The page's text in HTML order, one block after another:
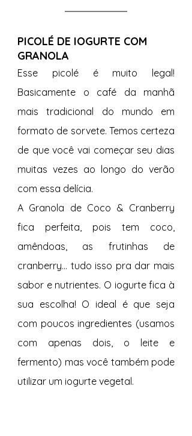
PICOLÉ DE IOGURTE COM
GRANOLA
Esse picolé é muito legal!
Basicamente o café da manhã
mais tradicional do mundo em
formato de sorvete. Temos certeza
de que você vai começar seu dias
muitas vezes ao longo do verão
com essa delícia.
A Granola de Coco & Cranberry
fica perfeita, pois tem coco,
amêndoas, as frutinhas de
cranberry... tudo isso pra dar mais
sabor e nutrientes. O iogurte fica à
sua escolha! O ideal é que seja
com poucos ingredientes (usamos
com apenas dois, o leite e
fermento) mas você também pode
utilizar um iogurte vegetal.